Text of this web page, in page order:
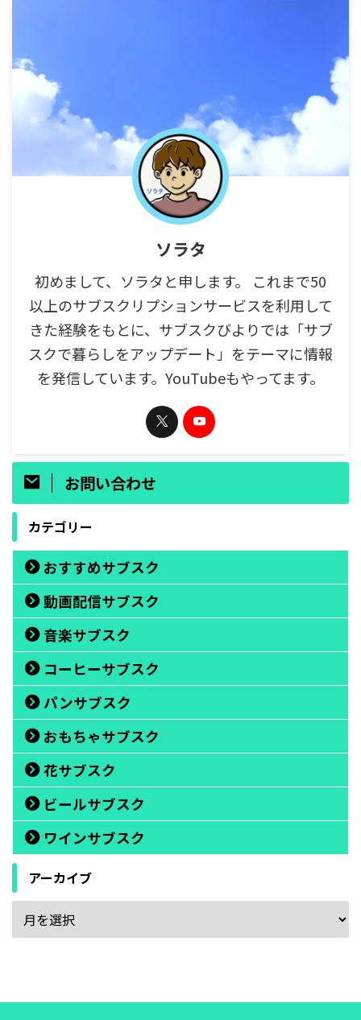
ソラタ
初めまして、ソラタと申します。 これまで50
以上のサブスクリプションサービスを利用して
きた経験をもとに、サブスクびよりでは「サブ
スクで暮らしをアップデート」をテーマに情報
を発信しています。YouTubeもやってます。
お問い合わせ
カテゴリー
おすすめサブスク
動画配信サブスク
音楽サブスク
コーヒーサブスク
パンサブスク
おもちゃサブスク
花サブスク
ビールサブスク
ワインサブスク
アーカイブ